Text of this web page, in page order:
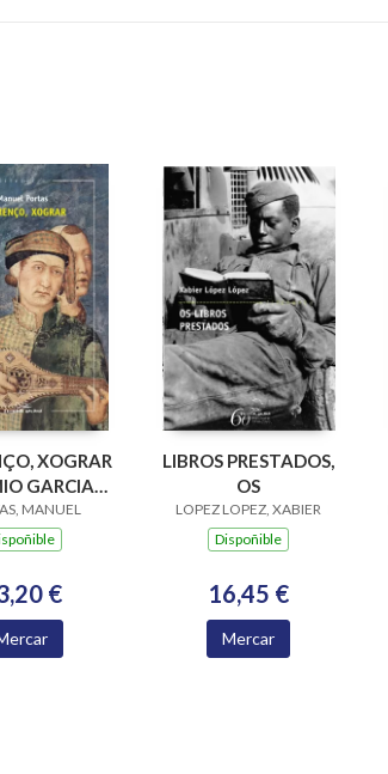
XOGRAR
GARCIA
2015)
MANUEL
€
LIBROS PRESTADOS,
OS
LOPEZ LOPEZ, XABIER
Dispoñible
16,45 €
Mercar